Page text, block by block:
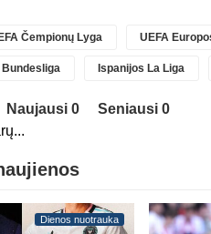
Čempionų Lyga UEFA
Ispanijos La Liga
Naujausi 0
Seniausi 0
Dienos nuotrauka